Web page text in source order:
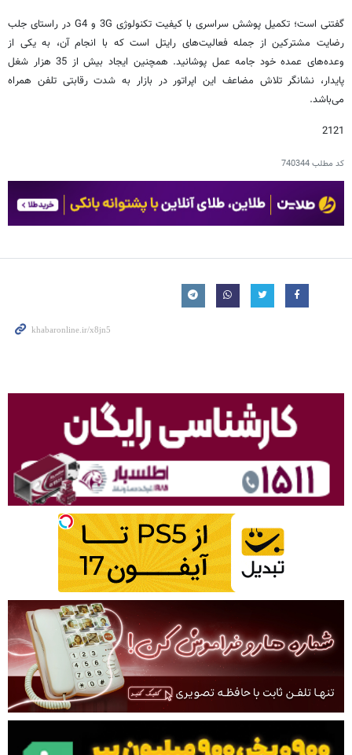
گفتنی است؛ تکمیل پوشش سراسری با کیفیت تکنولوژی 3G و G4 در راستای جلب
رضایت مشترکین از جمله فعالیت‌های رایتل است که با انجام آن‌، به یکی از
وعده‌های عمده خود جامه عمل پوشانید. همچنین ایجاد بیش از 35 هزار شغل
پایدار، نشانگر تلاش مضاعف این اپراتور در بازار به شدت رقابتی تلفن همراه
می‌باشد.
2121
کد مطلب740344